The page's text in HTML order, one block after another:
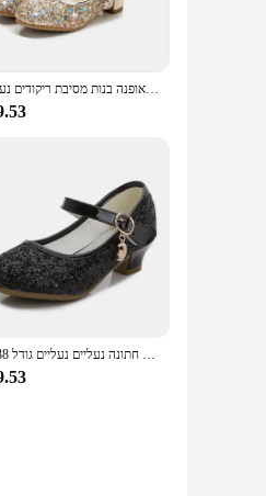
נעלי עור פרפרים ילדים ילדים ילדים ילדים ילדת נעלי ריקוד נעלי אופנה בנות מסיבת ריקודים נעליים
ילדים נסיכה עקבים גבוהים בנות נעלי עור נצנצים ילדים מסיבת חתונה נעליים נעליים גודל 26-38